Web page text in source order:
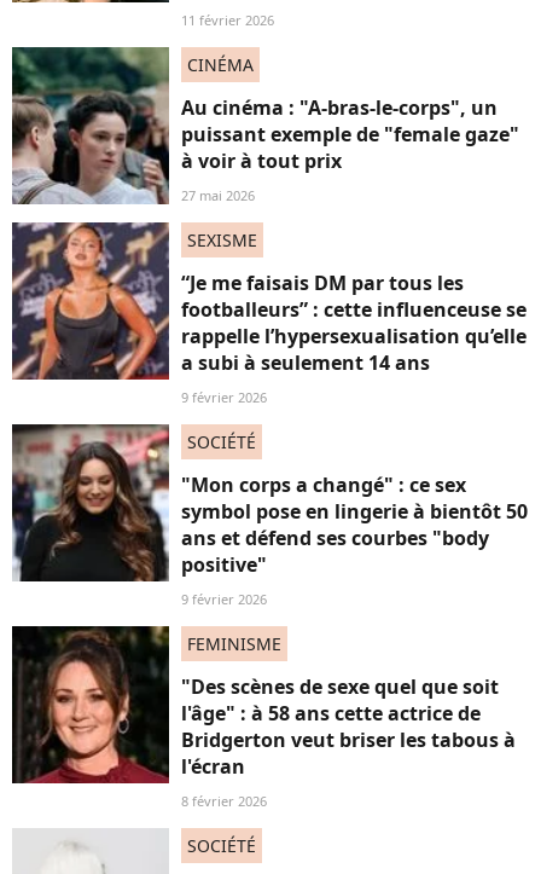
11 février 2026
CINÉMA
Au cinéma : "A-bras-le-corps", un
puissant exemple de "female gaze"
à voir à tout prix
27 mai 2026
SEXISME
“Je me faisais DM par tous les
footballeurs” : cette influenceuse se
rappelle l’hypersexualisation qu’elle
a subi à seulement 14 ans
9 février 2026
SOCIÉTÉ
"Mon corps a changé" : ce sex
symbol pose en lingerie à bientôt 50
ans et défend ses courbes "body
positive"
9 février 2026
FEMINISME
"Des scènes de sexe quel que soit
l'âge" : à 58 ans cette actrice de
Bridgerton veut briser les tabous à
l'écran
8 février 2026
SOCIÉTÉ